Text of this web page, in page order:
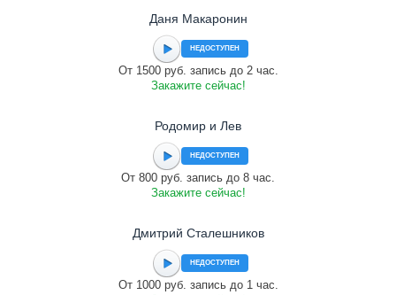
Даня Макаронин
НЕДОСТУПЕН
От 1500 руб. запись до 2 час.
Закажите сейчас!
Родомир и Лев
НЕДОСТУПЕН
От 800 руб. запись до 8 час.
Закажите сейчас!
Дмитрий Сталешников
НЕДОСТУПЕН
От 1000 руб. запись до 1 час.